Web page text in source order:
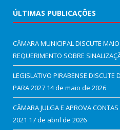
ÚLTIMAS PUBLICAÇÕES
CÂMARA MUNICIPAL DISCUTE
REQUERIMENTO SOBRE
LEGISLATIVO PIRABENSE DISCUTE
PARA 2027 14 de maio de 2026
CÂMARA JULGA E APROVA
2021 17 de abril de 2026